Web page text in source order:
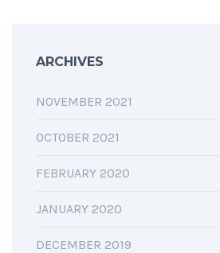
ARCHIVES
NOVEMBER 2021
OCTOBER 2021
FEBRUARY 2020
JANUARY 2020
DECEMBER 2019